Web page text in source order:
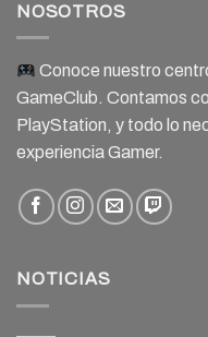
NOSOTROS
Conoce nuestro
GameClub. Contamos
PlayStation, y todo lo
experiencia Gamer.
NOTICIAS